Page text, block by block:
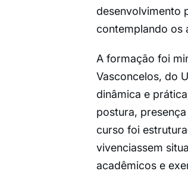
desenvolvimento
contemplando os
A formação foi
Vasconcelos, do
dinâmica e
postura,
curso foi
vivenciassem
acadêmicos e